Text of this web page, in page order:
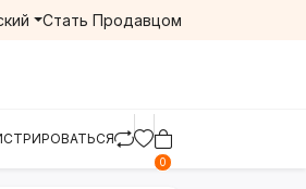
Стать Продавцом
0